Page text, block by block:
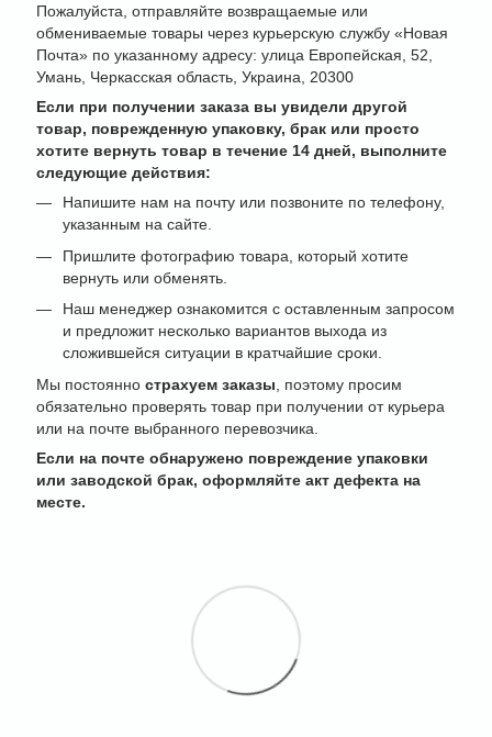
Пожалуйста, отправляйте возвращаемые или
обмениваемые товары через курьерскую службу «Новая
Почта» по указанному адресу: улица Европейская, 52,
Умань, Черкасская область, Украина, 20300
Если при получении заказа вы увидели другой
товар, поврежденную упаковку, брак или просто
хотите вернуть товар в течение 14 дней, выполните
следующие действия:
Напишите нам на почту или позвоните по телефону,
указанным на сайте.
Пришлите фотографию товара, который хотите
вернуть или обменять.
Наш менеджер ознакомится с оставленным запросом
и предложит несколько вариантов выхода из
сложившейся ситуации в кратчайшие сроки.
Мы постоянно страхуем заказы , поэтому просим
обязательно проверять товар при получении от курьера
или на почте выбранного перевозчика.
Если на почте обнаружено повреждение упаковки
или заводской брак, оформляйте акт дефекта на
месте.